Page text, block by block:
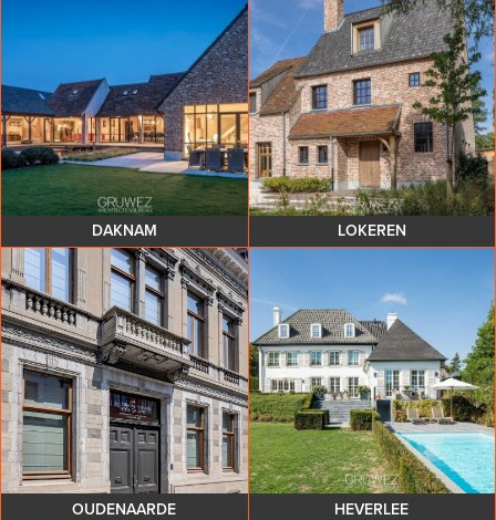
DAKNAM LOKEREN
OUDENAARDE HEVERLEE